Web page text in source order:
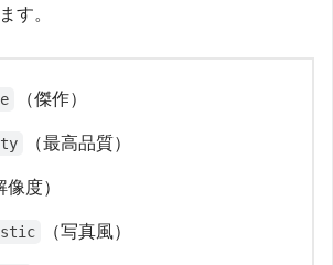
す。
（傑作）
（最高品質）
像度）
（写真風）